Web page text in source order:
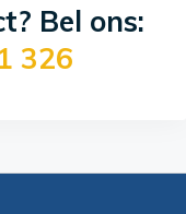
Bel ons:
326